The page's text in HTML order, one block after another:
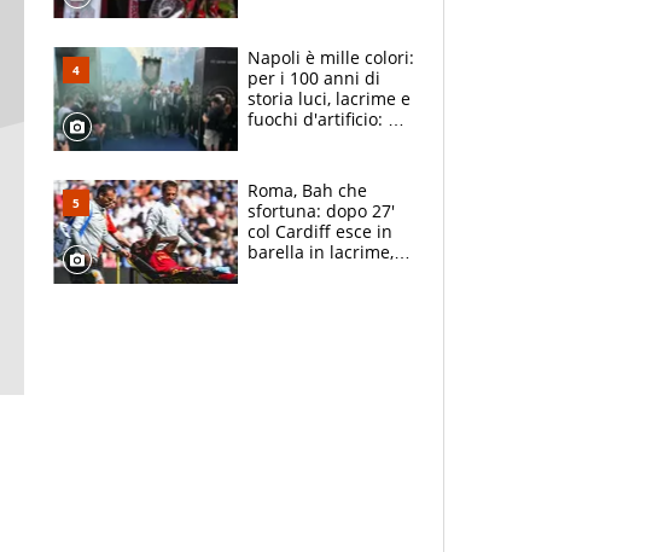
bigliettini
Napoli è mille colori:
per i 100 anni di
storia luci, lacrime e
fuochi d'artificio: De
Roma, Bah che
sfortuna: dopo 27'
col Cardiff esce in
barella in lacrime,